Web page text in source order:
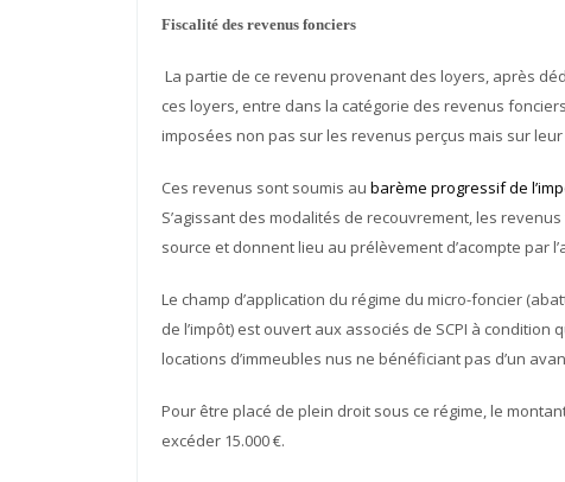
Fiscalité des revenus fonciers
La partie de ce revenu provenant des loyers, après
ces loyers, entre dans la catégorie des revenus
imposées non pas sur les revenus perçus mais sur
Ces revenus sont soumis au barème progressif de
S’agissant des modalités de recouvrement, les
source et donnent lieu au prélèvement d’acompte par
Le champ d’application du régime du micro-foncier
de l’impôt) est ouvert aux associés de SCPI à
locations d’immeubles nus ne bénéficiant pas d’un
Pour être placé de plein droit sous ce régime, le
excéder 15.000 €.